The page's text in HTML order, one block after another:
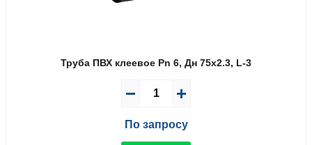
Труба ПВХ клеевое Pn 6, Дн 75х2.3, L-3
По запросу